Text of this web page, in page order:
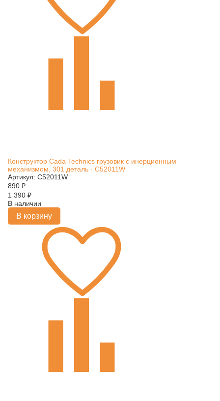
Конструктор Cada Technics грузовик c инерционным
механизмом, 301 деталь - C52011W
Артикул: C52011W
890 ₽
1 390 ₽
В наличии
В корзину